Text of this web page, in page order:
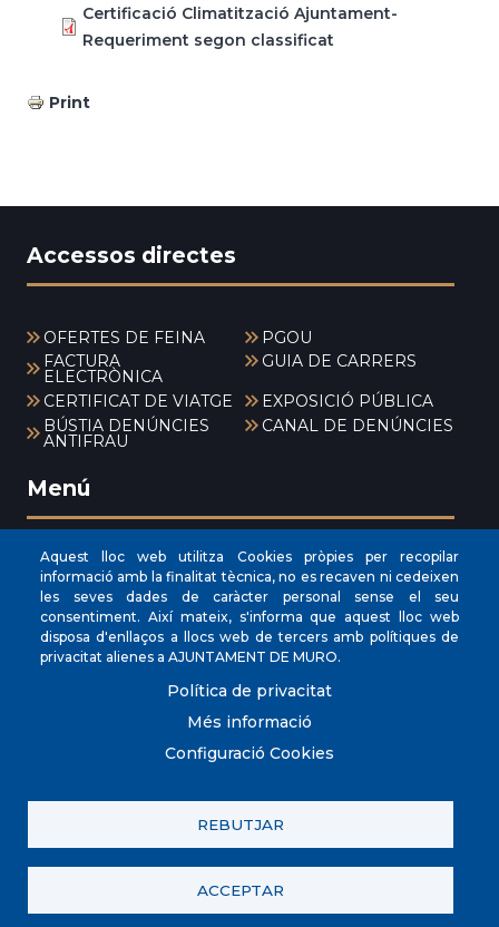
Certificació Climatització Ajuntament-
Requeriment segon classificat
Print
Accessos directes
OFERTES DE FEINA
PGOU
FACTURA
ELECTRÒNICA
GUIA DE CARRERS
CERTIFICAT DE VIATGE
EXPOSICIÓ PÚBLICA
BÚSTIA DENÚNCIES
ANTIFRAU
CANAL DE DENÚNCIES
Menú
INICI
AJUNTAMENT
EL NOSTRE MUNICIPI
© Ajuntament de Muro.
Política de galetes (Cookies)
Política de privacitat
RAT
Aquest lloc web utilitza Cookies pròpies per recopilar
informació amb la finalitat tècnica, no es recaven ni cedeixen
les seves dades de caràcter personal sense el seu
consentiment. Així mateix, s'informa que aquest lloc web
disposa d'enllaços a llocs web de tercers amb polítiques de
privacitat alienes a AJUNTAMENT DE MURO.
Política de privacitat
Més informació
Configuració Cookies
REBUTJAR
ACCEPTAR